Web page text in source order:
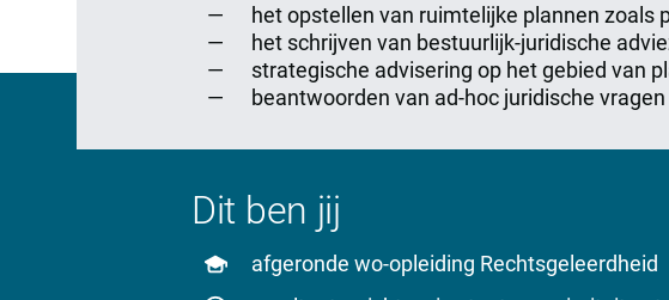
het opstellen van ruimtelijke plannen zoals
het schrijven van bestuurlijk-juridische
strategische advisering op het gebied van
beantwoorden van ad-hoc juridische vragen
Dit ben jij
afgeronde wo-opleiding Rechtsgeleerdheid